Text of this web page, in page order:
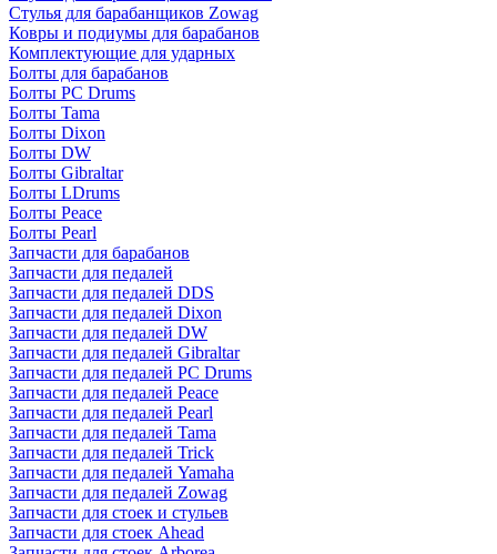
Стулья для барабанщиков Zowag
Ковры и подиумы для барабанов
Комплектующие для ударных
Болты для барабанов
Болты PC Drums
Болты Tama
Болты Dixon
Болты DW
Болты Gibraltar
Болты LDrums
Болты Peace
Болты Pearl
Запчасти для барабанов
Запчасти для педалей
Запчасти для педалей DDS
Запчасти для педалей Dixon
Запчасти для педалей DW
Запчасти для педалей Gibraltar
Запчасти для педалей PC Drums
Запчасти для педалей Peace
Запчасти для педалей Pearl
Запчасти для педалей Tama
Запчасти для педалей Trick
Запчасти для педалей Yamaha
Запчасти для педалей Zowag
Запчасти для стоек и стульев
Запчасти для стоек Ahead